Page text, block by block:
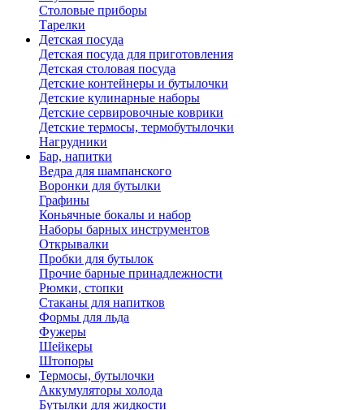
Столовые приборы
Тарелки
Детская посуда
Детская посуда для приготовления
Детская столовая посуда
Детские контейнеры и бутылочки
Детские кулинарные наборы
Детские сервировочные коврики
Детские термосы, термобутылочки
Нагрудники
Бар, напитки
Ведра для шампанского
Воронки для бутылки
Графины
Коньячные бокалы и набор
Наборы барных инструментов
Открывалки
Пробки для бутылок
Прочие барные принадлежности
Рюмки, стопки
Стаканы для напитков
Формы для льда
Фужеры
Шейкеры
Штопоры
Термосы, бутылочки
Аккумуляторы холода
Бутылки для жидкости